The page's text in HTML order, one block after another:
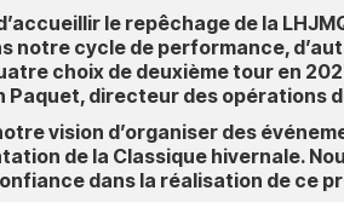
le repêchage de la
notre cycle de performance,
choix de deuxième tour en
directeur des opérations
vision d’organiser des
de la Classique hivernale.
dans la réalisation de ce